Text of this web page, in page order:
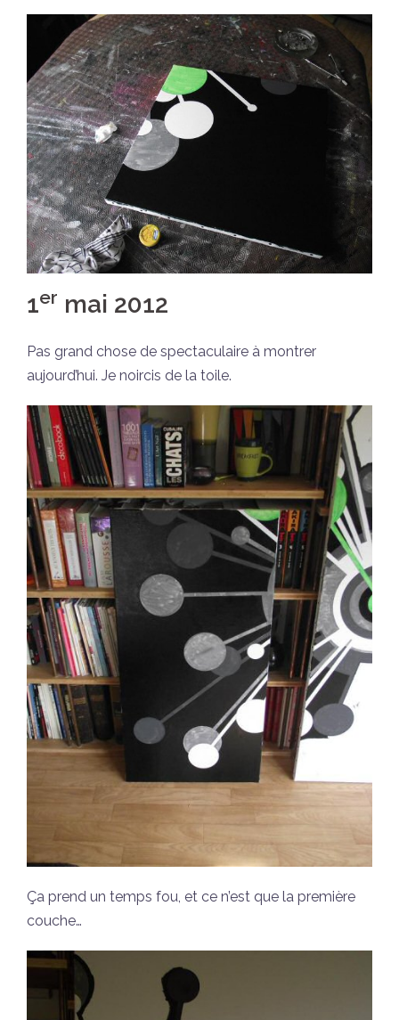
1er mai 2012
Pas grand chose de spectaculaire à montrer
aujourd’hui. Je noircis de la toile.
Ça prend un temps fou, et ce n’est que la première
couche…